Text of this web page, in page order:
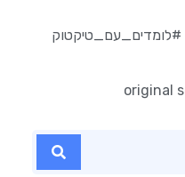
#לומדים_עם_טיקטוק